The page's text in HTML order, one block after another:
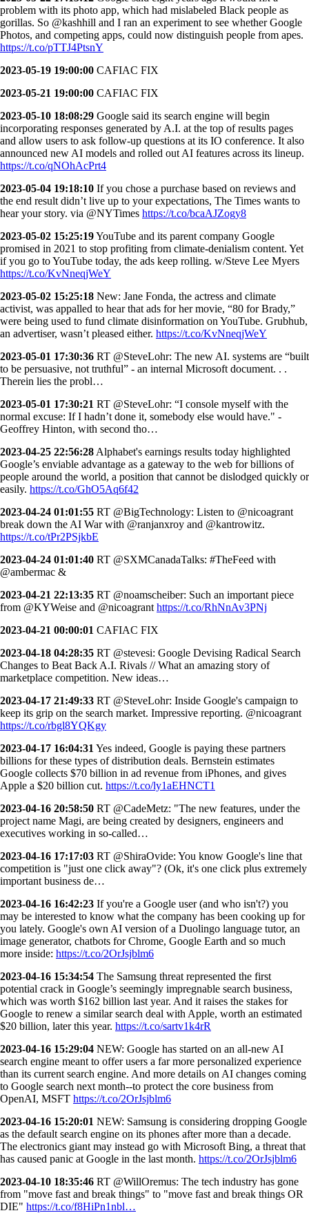
problem with its photo app, which had mislabeled Black people as
gorillas. So @kashhill and I ran an experiment to see whether Google
Photos, and competing apps, could now distinguish people from apes.
https://t.co/pTTJ4PtsnY
2023-05-19 19:00:00 CAFIAC FIX
2023-05-21 19:00:00 CAFIAC FIX
2023-05-10 18:08:29 Google said its search engine will begin
incorporating responses generated by A.I. at the top of results pages
and allow users to ask follow-up questions at its IO conference. It also
announced new AI models and rolled out AI features across its lineup.
https://t.co/qNOhAcPrt4
2023-05-04 19:18:10 If you chose a purchase based on reviews and
the end result didn’t live up to your expectations, The Times wants to
hear your story. via @NYTimes https://t.co/bcaAJZogy8
2023-05-02 15:25:19YouTube and its parent company Google
promised in 2021 to stop profiting from climate-denialism content. Yet
if you go to YouTube today, the ads keep rolling. w/Steve Lee Myers
https://t.co/KvNneqjWeY
2023-05-02 15:25:18 New: Jane Fonda, the actress and climate
activist, was appalled to hear that ads for her movie, “80 for Brady,”
were being used to fund climate disinformation on YouTube. Grubhub,
an advertiser, wasn’t pleased either. https://t.co/KvNneqjWeY
2023-05-01 17:30:36 RT @SteveLohr: The new AI. systems are “built
to be persuasive, not truthful” - an internal Microsoft document. . .
Therein lies the probl…
2023-05-01 17:30:21 RT @SteveLohr: “I console myself with the
normal excuse: If I hadn’t done it, somebody else would have." -
Geoffrey Hinton, with second tho…
2023-04-25 22:56:28 Alphabet's earnings results today highlighted
Google’s enviable advantage as a gateway to the web for billions of
people around the world, a position that cannot be dislodged quickly or
easily. https://t.co/GhO5Aq6f42
2023-04-24 01:01:55 RT @BigTechnology: Listen to @nicoagrant
break down the AI War with @ranjanxroy and @kantrowitz.
https://t.co/tPr2PSjkbE
2023-04-24 01:01:40 RT @SXMCanadaTalks: #TheFeed with
@ambermac &
2023-04-21 22:13:35 RT @noamscheiber: Such an important piece
from @KYWeise and @nicoagrant https://t.co/RhNnAv3PNj
2023-04-21 00:00:01 CAFIAC FIX
2023-04-18 04:28:35 RT @stevesi: Google Devising Radical Search
Changes to Beat Back A.I. Rivals // What an amazing story of
marketplace competition. New ideas…
2023-04-17 21:49:33 RT @SteveLohr: Inside Google's campaign to
keep its grip on the search market. Impressive reporting. @nicoagrant
https://t.co/rbgl8YQKgy
2023-04-17 16:04:31 Yes indeed, Google is paying these partners
billions for these types of distribution deals. Bernstein estimates
Google collects $70 billion in ad revenue from iPhones, and gives
Apple a $20 billion cut. https://t.co/ly1aEHNCT1
2023-04-16 20:58:50 RT @CadeMetz: "The new features, under the
project name Magi, are being created by designers, engineers and
executives working in so-called…
2023-04-16 17:17:03 RT @ShiraOvide: You know Google's line that
competition is "just one click away"? (Ok, it's one click plus extremely
important business de…
2023-04-16 16:42:23 If you're a Google user (and who isn't?) you
may be interested to know what the company has been cooking up for
you lately. Google's own AI version of a Duolingo language tutor, an
image generator, chatbots for Chrome, Google Earth and so much
more inside: https://t.co/2OrJsjblm6
2023-04-16 15:34:54 The Samsung threat represented the first
potential crack in Google’s seemingly impregnable search business,
which was worth $162 billion last year. And it raises the stakes for
Google to renew a similar search deal with Apple, worth an estimated
$20 billion, later this year. https://t.co/sartv1k4rR
2023-04-16 15:29:04 NEW: Google has started on an all-new AI
search engine meant to offer users a far more personalized experience
than its current search engine. And more details on AI changes coming
to Google search next month--to protect the core business from
OpenAI, MSFT https://t.co/2OrJsjblm6
2023-04-16 15:20:01 NEW: Samsung is considering dropping Google
as the default search engine on its phones after more than a decade.
The electronics giant may instead go with Microsoft Bing, a threat that
has caused panic at Google in the last month. https://t.co/2OrJsjblm6
2023-04-10 18:35:46 RT @WillOremus: The tech industry has gone
from "move fast and break things" to "move fast and break things OR
DIE" https://t.co/f8HiPn1nbl…